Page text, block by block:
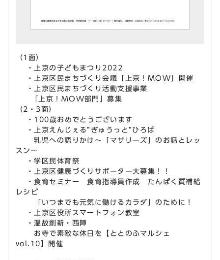
（1面）
・上京の子どもまつり2022
・上京区民まちづくり会議「上京！MOW」開催
・上京区民まちづくり活動支援事業
「上京！MOW部門」募集
（2・3面）
・100歳おめでとうございます
・上京えんじぇる”ぎゅうっと”ひろば
乳児への語りかけ～「マザリーズ」のお話とレッ
スン～
・学区民体育祭
・上京区健康づくりサポーター大募集！！
・食育セミナー 食育指導員作成 たんぱく質補給
レシピ
「いつまでも元気に働けるカラダ」のために！
・上京区役所スマートフォン教室
・温故創新・西陣
お寺で素敵な休日を【ととのふマルシェ
vol.10】開催